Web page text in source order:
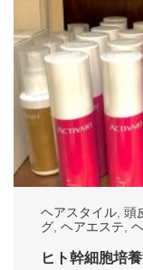
ヘアスタイル 頭
グ ヘアエステ
ヒト幹細胞培